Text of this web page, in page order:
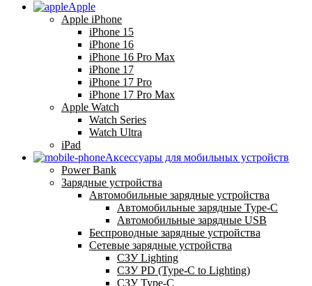
Apple
Apple iPhone
iPhone 15
iPhone 16
iPhone 16 Pro Max
iPhone 17
iPhone 17 Pro
iPhone 17 Pro Max
Apple Watch
Watch Series
Watch Ultra
iPad
Аксессуары для мобильных устройств
Power Bank
Зарядные устройства
Автомобильные зарядные устройства
Автомобильные зарядные Type-C
Автомобильные зарядные USB
Беспроводные зарядные устройства
Сетевые зарядные устройства
СЗУ Lighting
СЗУ PD (Type-C to Lighting)
СЗУ Type-C